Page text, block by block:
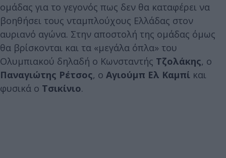
ομάδας για το γεγονός πως δεν θα καταφέρει να
βοηθήσει τους νταμπλούχους Ελλάδας στον
αυριανό αγώνα. Στην αποστολή της ομάδας όμως
θα βρίσκονται και τα «μεγάλα όπλα» του
Ολυμπιακού δηλαδή ο Κωνσταντής Τζολάκης, ο
Παναγιώτης Ρέτσος, ο Αγιούμπ Ελ Καμπί και
φυσικά ο Τσικίνιο.